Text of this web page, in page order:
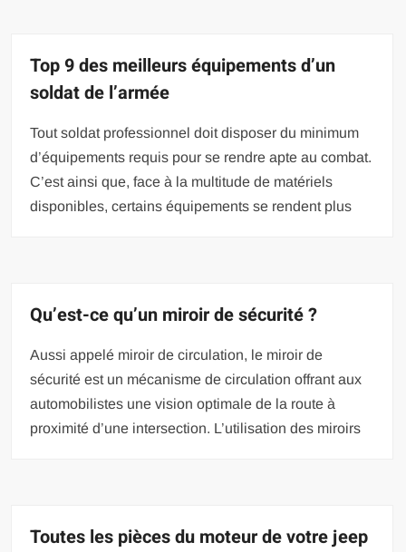
Top 9 des meilleurs équipements d’un
soldat de l’armée
Tout soldat professionnel doit disposer du minimum
d’équipements requis pour se rendre apte au combat.
C’est ainsi que, face à la multitude de matériels
disponibles, certains équipements se rendent plus
Qu’est-ce qu’un miroir de sécurité ?
Aussi appelé miroir de circulation, le miroir de
sécurité est un mécanisme de circulation offrant aux
automobilistes une vision optimale de la route à
proximité d’une intersection. L’utilisation des miroirs
Toutes les pièces du moteur de votre jeep